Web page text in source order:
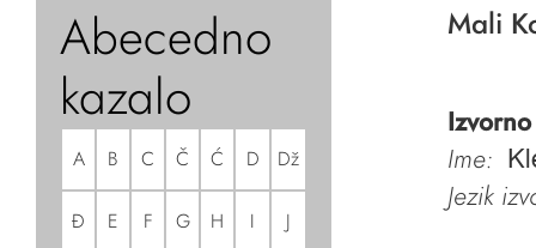
Abecedno
kazalo
A B C Č Ć D Dž
Đ E F G H I J
Mali
Ime:
Jezik